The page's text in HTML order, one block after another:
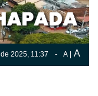
de 2025, 11:37 - A A